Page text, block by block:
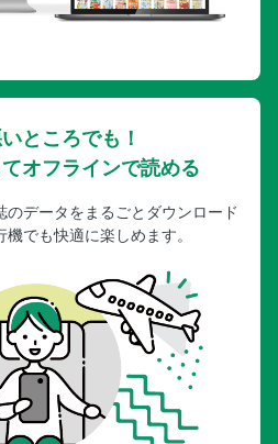
ところでも！
オフラインで読める
のデータをまるごとダウンロード
でも快適に楽しめます。